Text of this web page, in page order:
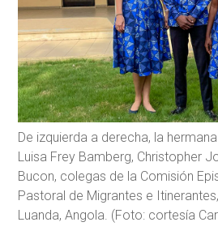
De izquierda a derecha, la
Luisa Frey Bamberg, Christopher
Bucon, colegas de la Comisión
Pastoral de Migrantes e
Luanda, Angola. (Foto: cortesía